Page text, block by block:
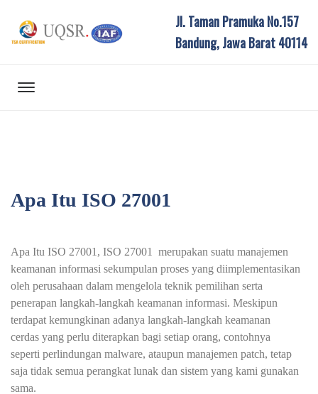
Jl. Taman Pramuka No.157
Bandung, Jawa Barat 40114
Apa Itu ISO 27001
Apa Itu ISO 27001, ISO 27001 merupakan suatu manajemen
keamanan informasi sekumpulan proses yang diimplementasikan
oleh perusahaan dalam mengelola teknik pemilihan serta
penerapan langkah-langkah keamanan informasi. Meskipun
terdapat kemungkinan adanya langkah-langkah keamanan
cerdas yang perlu diterapkan bagi setiap orang, contohnya
seperti perlindungan malware, ataupun manajemen patch, tetap
saja tidak semua perangkat lunak dan sistem yang kami gunakan
sama.